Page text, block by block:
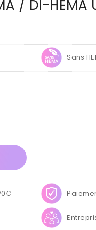
/ DI-HEMA
Sans